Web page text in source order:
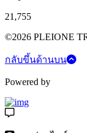
21,755
©2026 PLEIONE
กลับขึ้นด้านบน
Powered by